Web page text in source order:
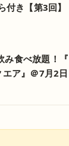
き【第3回】
み食べ放題！
エア』＠7月2